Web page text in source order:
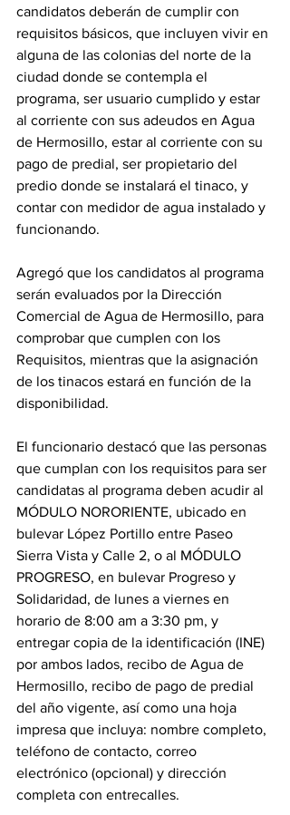
candidatos deberán de cumplir con
requisitos básicos, que incluyen vivir en
alguna de las colonias del norte de la
ciudad donde se contempla el
programa, ser usuario cumplido y estar
al corriente con sus adeudos en Agua
de Hermosillo, estar al corriente con su
pago de predial, ser propietario del
predio donde se instalará el tinaco, y
contar con medidor de agua instalado y
funcionando.
Agregó que los candidatos al programa
serán evaluados por la Dirección
Comercial de Agua de Hermosillo, para
comprobar que cumplen con los
Requisitos, mientras que la asignación
de los tinacos estará en función de la
disponibilidad.
El funcionario destacó que las personas
que cumplan con los requisitos para ser
candidatas al programa deben acudir al
MÓDULO NORORIENTE, ubicado en
bulevar López Portillo entre Paseo
Sierra Vista y Calle 2, o al MÓDULO
PROGRESO, en bulevar Progreso y
Solidaridad, de lunes a viernes en
horario de 8:00 am a 3:30 pm, y
entregar copia de la identificación (INE)
por ambos lados, recibo de Agua de
Hermosillo, recibo de pago de predial
del año vigente, así como una hoja
impresa que incluya: nombre completo,
teléfono de contacto, correo
electrónico (opcional) y dirección
completa con entrecalles.